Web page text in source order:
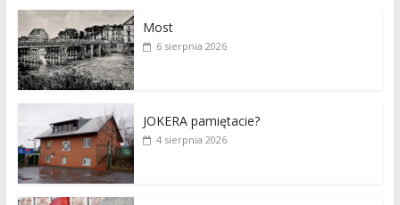
Most
6 sierpnia 2026
JOKERA pamiętacie?
4 sierpnia 2026